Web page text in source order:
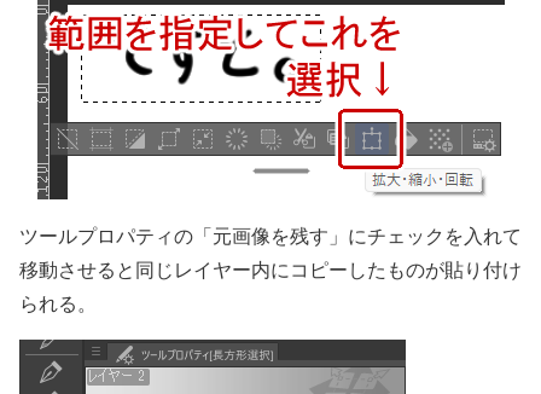
ツールプロパティの「元画像を残す」にチェックを入れて
移動させると同じレイヤー内にコピーしたものが貼り付け
られる。